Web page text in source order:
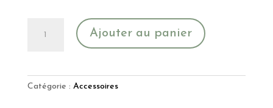
Lycra
Ajouter au panier
Catégorie : Accessoires